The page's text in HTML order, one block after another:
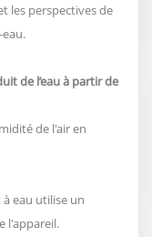
les perspectives de
de l’eau à partir de
de l'air en
eau utilise un
l'appareil.